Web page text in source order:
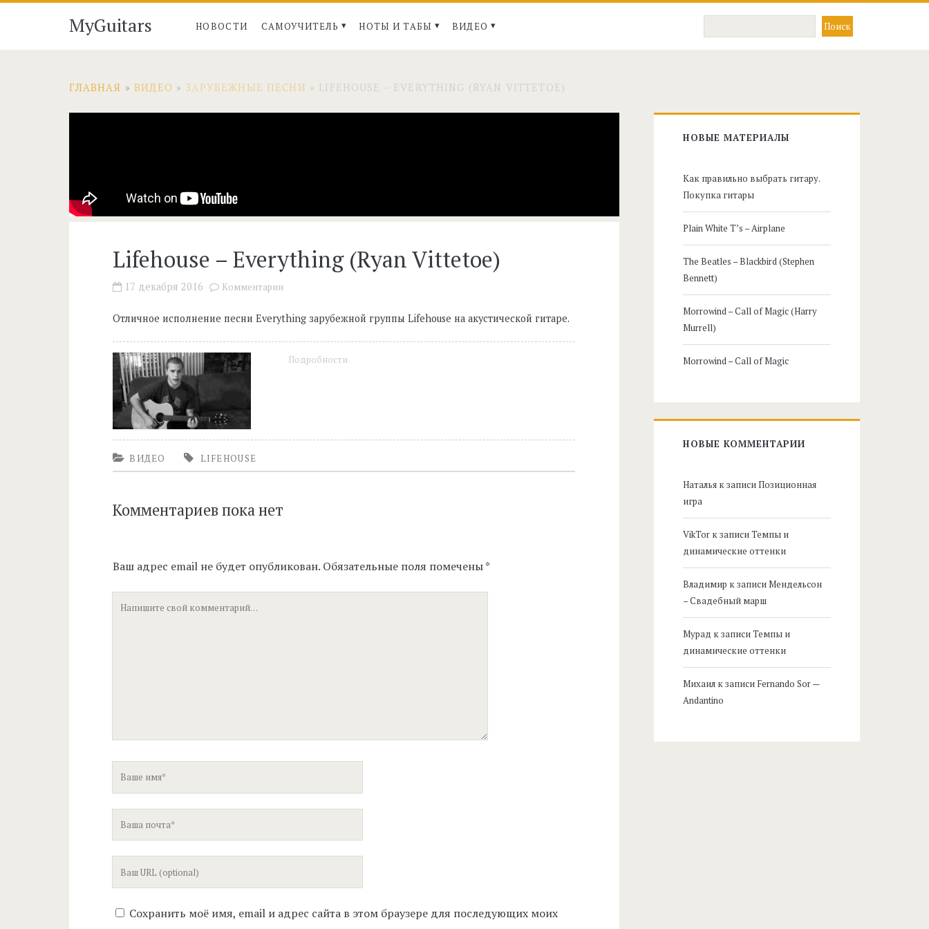
MyGuitars НОВОСТИ САМОУЧИТЕЛЬ НОТЫ И ТАБЫ ВИДЕО
ГЛАВНАЯ »ВИДЕО » ЗАРУБЕЖНЫЕ ПЕСНИ » LIFEHOUSE – EVERYTHING (RYAN VITTETOE)
Lifehouse – Everything (Ryan Vittetoe)
17 декабря 2016 Комментарии
Отличное исполнение песни Everything зарубежной группы Lifehouse на акустической гитаре.
Подробности
ВИДЕО LIFEHOUSE
Комментариев пока нет
Ваш адрес email не будет опубликован. Обязательные поля помечены*
Ваш
Ваше
Ваша
Сохранить моё имя, email и адрес сайта в этом браузере для последующих моих
Главная
панель
НОВЫЕ МАТЕРИАЛЫ
Как правильно выбрать гитару.
Покупка гитары
Plain White T’s – Airplane
The Beatles – Blackbird (Stephen
Bennett)
Morrowind – Call of Magic (Harry
Murrell)
Morrowind – Call of Magic
НОВЫЕ КОММЕНТАРИИ
Наталья к записиПозиционная
игра
VikTor к записиТемпы и
динамические оттенки
Владимир к записиМендельсон
– Свадебный марш
Мурад к записиТемпы и
динамические оттенки
Михаил к записи Fernando Sor —
Andantino